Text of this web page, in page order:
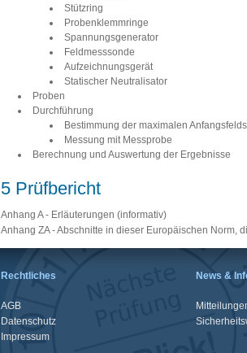
Stützring
Probenklemmringe
Spannungsgenerator
Feldmesssonde
Aufzeichnungsgerät
Statischer Neutralisator
Proben
Durchführung
Bestimmung der maximalen
Messung mit Messprobe
Berechnung und Auswertung der Ergebnisse
5 Prüfbericht
Anhang A - Erläuterungen (informativ)
Anhang ZA - Abschnitte in dieser Europäischen Norm,
Rechtliches
AGB
Datenschutz
Impressum
News &